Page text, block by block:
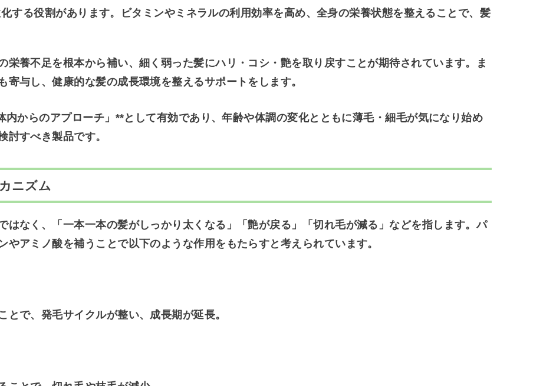
する役割があります。ビタミンやミネラルの利用効率を高め、全身の栄養状態を整えることで、髪
栄養不足を根本から補い、細く弱った髪にハリ・コシ・艶を取り戻すことが期待されています。ま
与し、健康的な髪の成長環境を整えるサポートをします。
からのアプローチ」**として有効であり、年齢や体調の変化とともに薄毛・細毛が気になり始め
討すべき製品です。
ニズム
はなく、「一本一本の髪がしっかり太くなる」「艶が戻る」「切れ毛が減る」などを指します。パ
やアミノ酸を補うことで以下のような作用をもたらすと考えられています。
で、発毛サイクルが整い、成長期が延長。